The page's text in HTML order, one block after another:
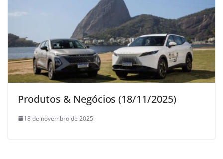
Produtos & Negócios (18/11/2025)
18 de novembro de 2025